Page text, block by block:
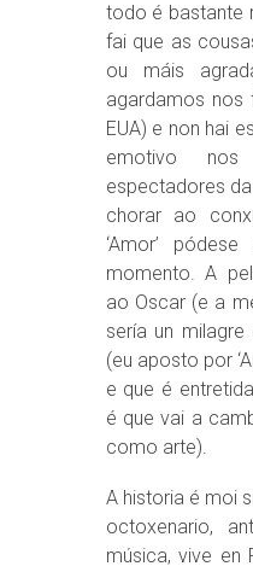
todo é bastante
fai que as
ou máis
agardamos nos
EUA) e non hai
emotivo
espectadores
chorar ao
‘Amor’
momento. A
ao Oscar (e a
sería un
(eu aposto por
e que é
é que vai a
como arte).
A historia é moi
octoxenario,
música, vive en